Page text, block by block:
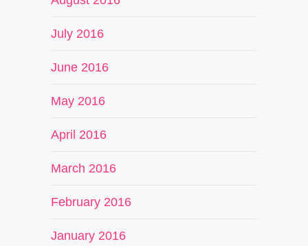
July 2016
June 2016
May 2016
April 2016
March 2016
February 2016
January 2016